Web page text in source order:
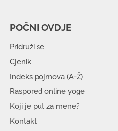
POČNI OVDJE
Pridruži se
Cjenik
Indeks pojmova (A-Ž)
Raspored online yoge
Koji je put za mene?
Kontakt